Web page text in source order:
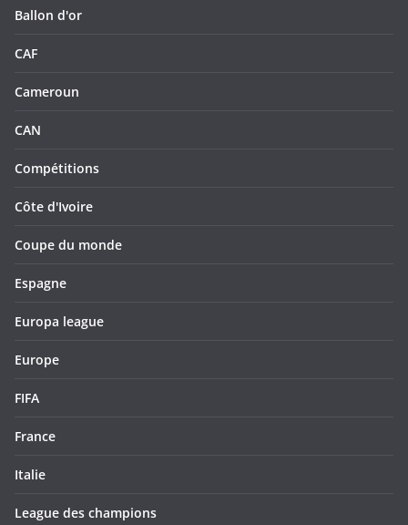
Ballon d'or
CAF
Cameroun
CAN
Compétitions
Côte d'Ivoire
Coupe du monde
Espagne
Europa league
Europe
FIFA
France
Italie
League des champions